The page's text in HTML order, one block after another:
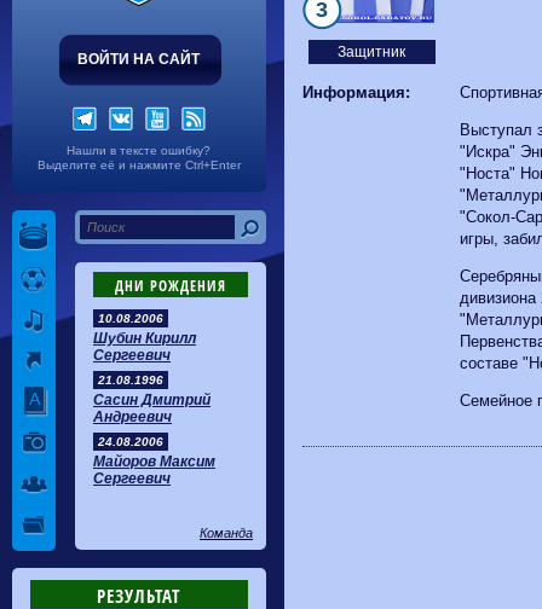
ВОЙТИ НА САЙТ
Нашли в тексте ошибку?
Выделите её и нажмите Ctrl+Enter
ДНИ РОЖДЕНИЯ
10.08.2006
Шубин Кирилл
Сергеевич
21.08.1996
Сасин Дмитрий
Андреевич
24.08.2006
Майоров Максим
Сергеевич
Команда
РЕЗУЛЬТАТ
Защитник
3
Информация:
Выступал
"Искра"
"Носта"
"Сокол-
игры,
дивизиона
составе
Семейное
Калуга
0-1